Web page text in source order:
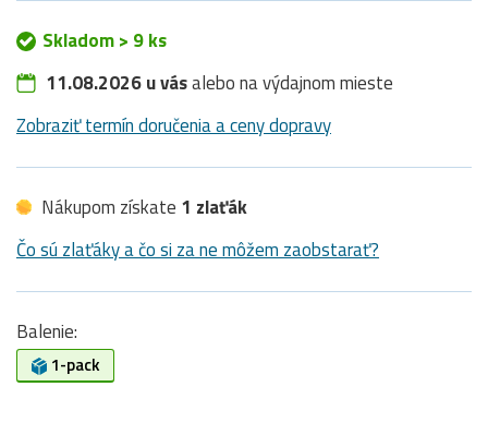
Skladom > 9 ks
11.08.2026 u vásalebo na výdajnom mieste
Zobraziť termín doručenia a ceny dopravy
Nákupom získate 1 zlaťák
Čo sú zlaťáky a čo si za ne môžem zaobstarať?
Balenie:
1-pack